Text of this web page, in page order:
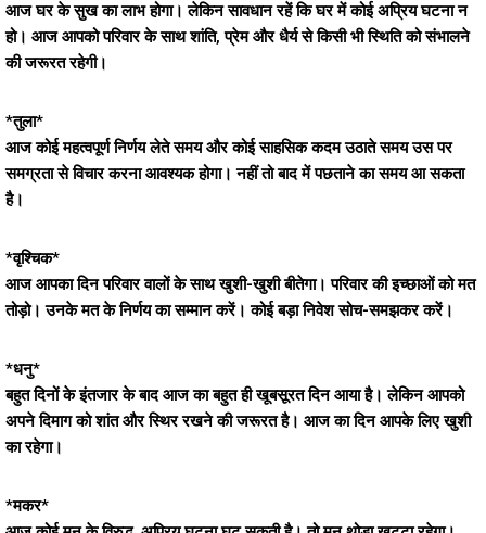
आज घर के सुख का लाभ होगा। लेकिन सावधान रहें कि घर में कोई अप्रिय घटना न
हो। आज आपको परिवार के साथ शांति, प्रेम और धैर्य से किसी भी स्थिति को संभालने
की जरूरत रहेगी।
*तुला*
आज कोई महत्वपूर्ण निर्णय लेते समय और कोई साहसिक कदम उठाते समय उस पर
समग्रता से विचार करना आवश्यक होगा। नहीं तो बाद में पछताने का समय आ सकता
है।
*वृश्चिक*
आज आपका दिन परिवार वालों के साथ खुशी-खुशी बीतेगा। परिवार की इच्छाओं को मत
तोड़ो। उनके मत के निर्णय का सम्मान करें। कोई बड़ा निवेश सोच-समझकर करें।
*धनु*
बहुत दिनों के इंतजार के बाद आज का बहुत ही खूबसूरत दिन आया है। लेकिन आपको
अपने दिमाग को शांत और स्थिर रखने की जरूरत है। आज का दिन आपके लिए खुशी
का रहेगा।
*मकर*